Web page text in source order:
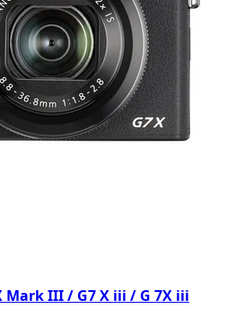
Mark III / G7 X iii / G 7X iii